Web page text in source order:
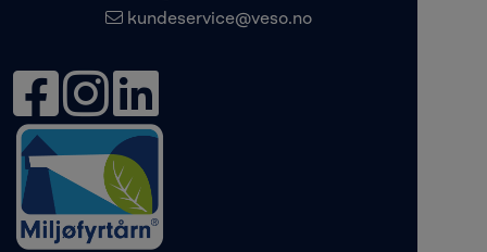
kundeservice@veso.no